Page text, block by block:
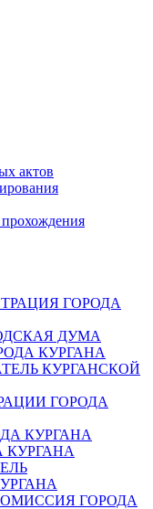
актов
ГОРОДА
ДУМА
КУРГАНА
КУРГАНСКОЙ
ГОРОДА
КУРГАНА
КУРГАНА
ГОРОДА